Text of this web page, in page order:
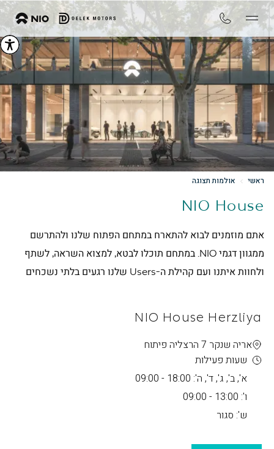
ראשי אולמות תצוגה
NIO House
אתם מוזמנים לבוא להתארח במתחם הפתוח שלנו ולהתרשם
ממגוון דגמי NIO. במתחם תוכלו לבטא, למצוא השראה, לשתף
ולחוות איתנו ועם קהילת ה-Users שלנו רגעים בלתי נשכחים
NIO House Herzliya
אריה שנקר 7 הרצליה פיתוח
שעות פעילות
א', ב', ג', ד', ה': 18:00 - 09:00
ו': 13:00 - 09:00
ש': סגור